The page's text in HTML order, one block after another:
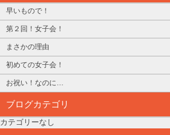
早いもので！
第２回！女子会！
まさかの理由
初めての女子会！
お祝い！なのに…
ブログカテゴリ
カテゴリーなし